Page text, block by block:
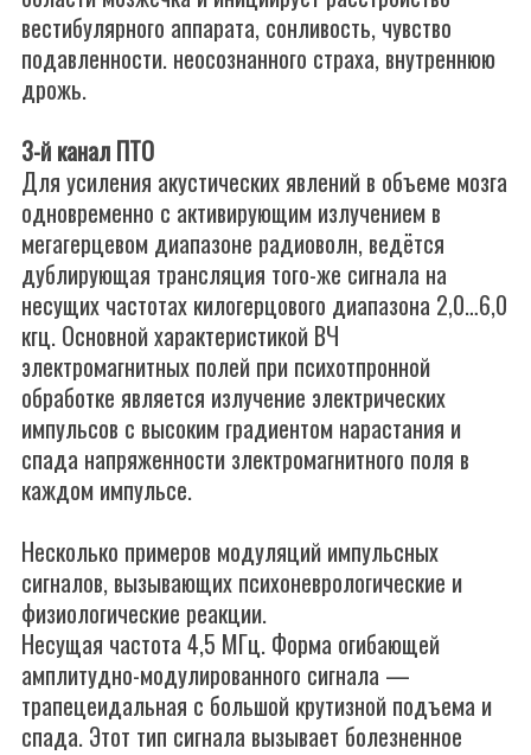
вестибулярного аппарата, сонливость, чувство
подавленности. неосознанного страха, внутреннюю
дрожь.
3-й канал ПТО
Для усиления акустических явлений в объеме мозга
одновременно с активирующим излучением в
мегагерцевом диапазоне радиоволн, ведётся
дублирующая трансляция того-же сигнала на
несущих частотах килогерцового диапазона 2,0…6,0
кгц. Основной характеристикой ВЧ
электромагнитных полей при психотпронной
обработке является излучение электрических
импульсов с высоким градиентом нарастания и
спада напряженности злектромагнитного поля в
каждом импульсе.
Несколько примеров модуляций импульсных
сигналов, вызывающих психоневрологические и
физиологические реакции.
Несущая частота 4,5 МГц. Форма огибающей
амплитудно-модулированного сигнала —
трапецеидальная с большой крутизной подъема и
спада. Этот тип сигнала вызывает болезненное